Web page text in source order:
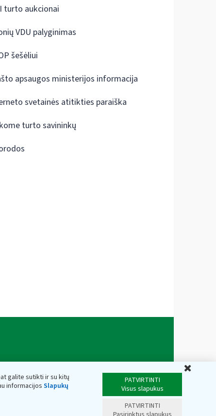
galite sutikti ir su kitų
informacijos Slapukų
PATVIRTINTI
Visus slapukus
PATVIRTINTI
turto aukcionai
VDU palyginimas
šešėliui
apsaugos ministerijos informacija
svetainės atitikties paraiška
turto savininkų